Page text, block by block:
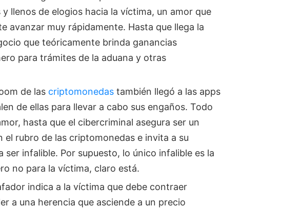
llenos de elogios hacia la víctima, un amor que
avanzar muy rápidamente. Hasta que llega la
que teóricamente brinda ganancias
para trámites de la aduana y otras
de las criptomonedas también llegó a las apps
de ellas para llevar a cabo sus engaños. Todo
hasta que el cibercriminal asegura ser un
rubro de las criptomonedas e invita a su
infalible. Por supuesto, lo único infalible es la
no para la víctima, claro está.
indica a la víctima que debe contraer
a una herencia que asciende a un precio